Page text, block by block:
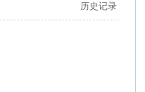
历史记录